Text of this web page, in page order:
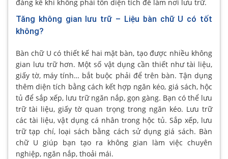
đáng kể khi không phải tốn diện tích để làm nơi lưu trữ.
Tăng không gian lưu trữ – Liệu bàn chữ U có tốt
không?
Bàn chữ U có thiết kế hai mặt bàn, tạo được nhiều không
gian lưu trữ hơn. Một số vật dụng cần thiết như tài liệu,
giấy tờ, máy tính… bắt buộc phải để trên bàn. Tận dụng
thêm diện tích bằng cách kết hợp ngăn kéo, giá sách, hộc
tủ để sắp xếp, lưu trữ ngăn nắp, gọn gàng. Bạn có thể lưu
trữ tài liệu, giấy tờ quan trọng trong ngăn kéo. Lưu trữ
các tài liệu, vật dụng cá nhân trong hộc tủ. Sắp xếp, lưu
trữ tạp chí, loại sách bằng cách sử dụng giá sách. Bàn
chữ U giúp bạn tạo ra không gian làm việc chuyên
nghiệp, ngăn nắp, thoải mái.